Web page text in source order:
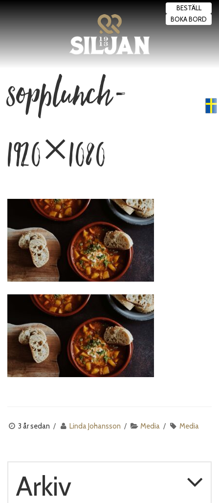
BESTÄLL
BOKA BORD
sopplunch-
1920×1080
3 år sedan Linda Johansson Media Media
Arkiv
Swedish